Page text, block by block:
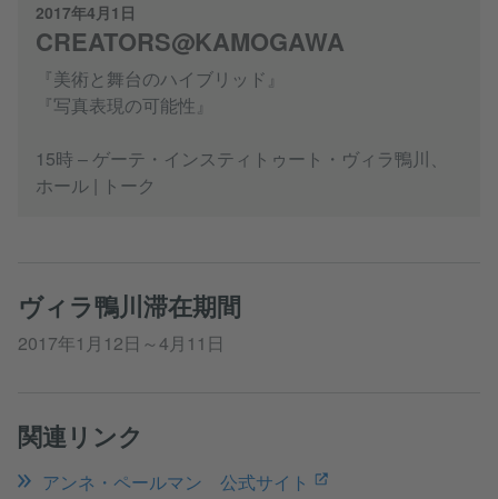
2017年4月1日
CREATORS@KAMOGAWA
『美術と舞台のハイブリッド』
『写真表現の可能性』
15時 – ゲーテ・インスティトゥート・ヴィラ鴨川、
ホール | トーク
ヴィラ鴨川滞在期間
2017年1月12日～4月11日
関連リンク
アンネ・ペールマン 公式サイト